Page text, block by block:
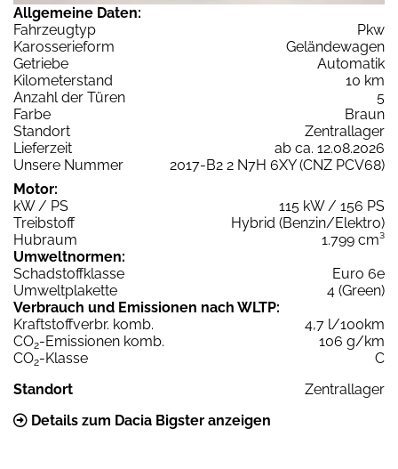
Allgemeine Daten:
Fahrzeugtyp
Pkw
Karosserieform
Geländewagen
Getriebe
Automatik
Kilometerstand
10 km
Anzahl der Türen
5
Farbe
Braun
Standort
Zentrallager
Lieferzeit
ab ca. 12.08.2026
Unsere Nummer
2017-B2 2 N7H 6XY (CNZ PCV68)
Motor:
kW / PS
115 kW / 156 PS
Treibstoff
Hybrid (Benzin/Elektro)
Hubraum
1.799 cm³
Umweltnormen:
Schadstoffklasse
Euro 6e
Umweltplakette
4 (Green)
Verbrauch und Emissionen nach WLTP:
Kraftstoffverbr. komb.
4,7 l/100km
CO2-Emissionen komb.
106 g/km
CO2-Klasse
C
Standort
Zentrallager
Details zum Dacia Bigster anzeigen